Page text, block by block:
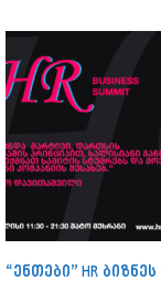
“ენთები” HR